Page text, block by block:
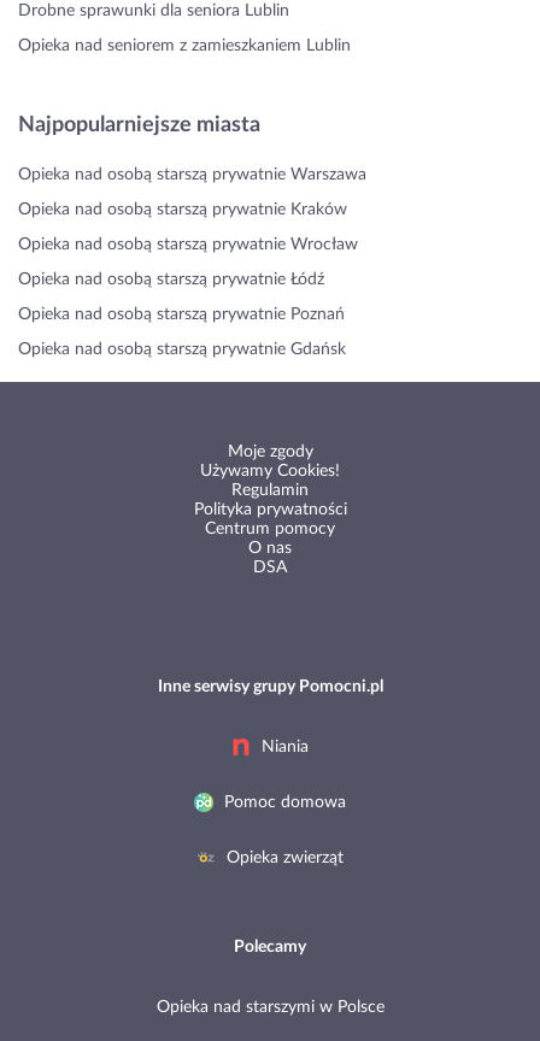
Drobne sprawunki dla seniora Lublin
Opieka nad seniorem z zamieszkaniem Lublin
Najpopularniejsze miasta
Opieka nad osobą starszą prywatnie Warszawa
Opieka nad osobą starszą prywatnie Kraków
Opieka nad osobą starszą prywatnie Wrocław
Opieka nad osobą starszą prywatnie Łódź
Opieka nad osobą starszą prywatnie Poznań
Opieka nad osobą starszą prywatnie Gdańsk
Moje zgody
Używamy Cookies!
Regulamin
Polityka prywatności
Centrum pomocy
O nas
DSA
Inne serwisy grupy Pomocni.pl
Niania
Pomoc domowa
Opieka zwierząt
Polecamy
Opieka nad starszymi w Polsce